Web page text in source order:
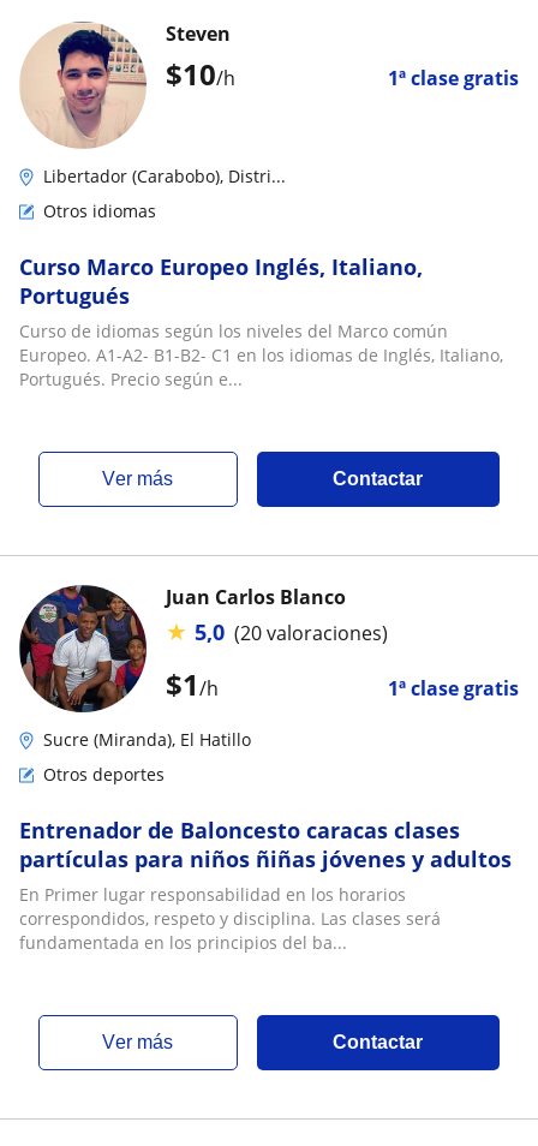
$10/h 1ª clase gratis
Steven
Libertador (Carabobo), Distri...
Otros idiomas
Curso Marco Europeo Inglés, Italiano,
Portugués
Curso de idiomas según los niveles del Marco común
Europeo. A1-A2- B1-B2- C1 en los idiomas de Inglés, Italiano,
Portugués. Precio según e...
ver más Contactar
$1/h 1ª clase gratis
Juan Carlos Blanco
★ 5,0 (20 valoraciones)
Sucre (Miranda), El Hatillo
Otros deportes
Entrenador de Baloncesto caracas clases
partículas para niños ñiñas jóvenes y adultos
En Primer lugar responsabilidad en los horarios
correspondidos, respeto y disciplina. Las clases será
fundamentada en los principios del ba...
ver más Contactar